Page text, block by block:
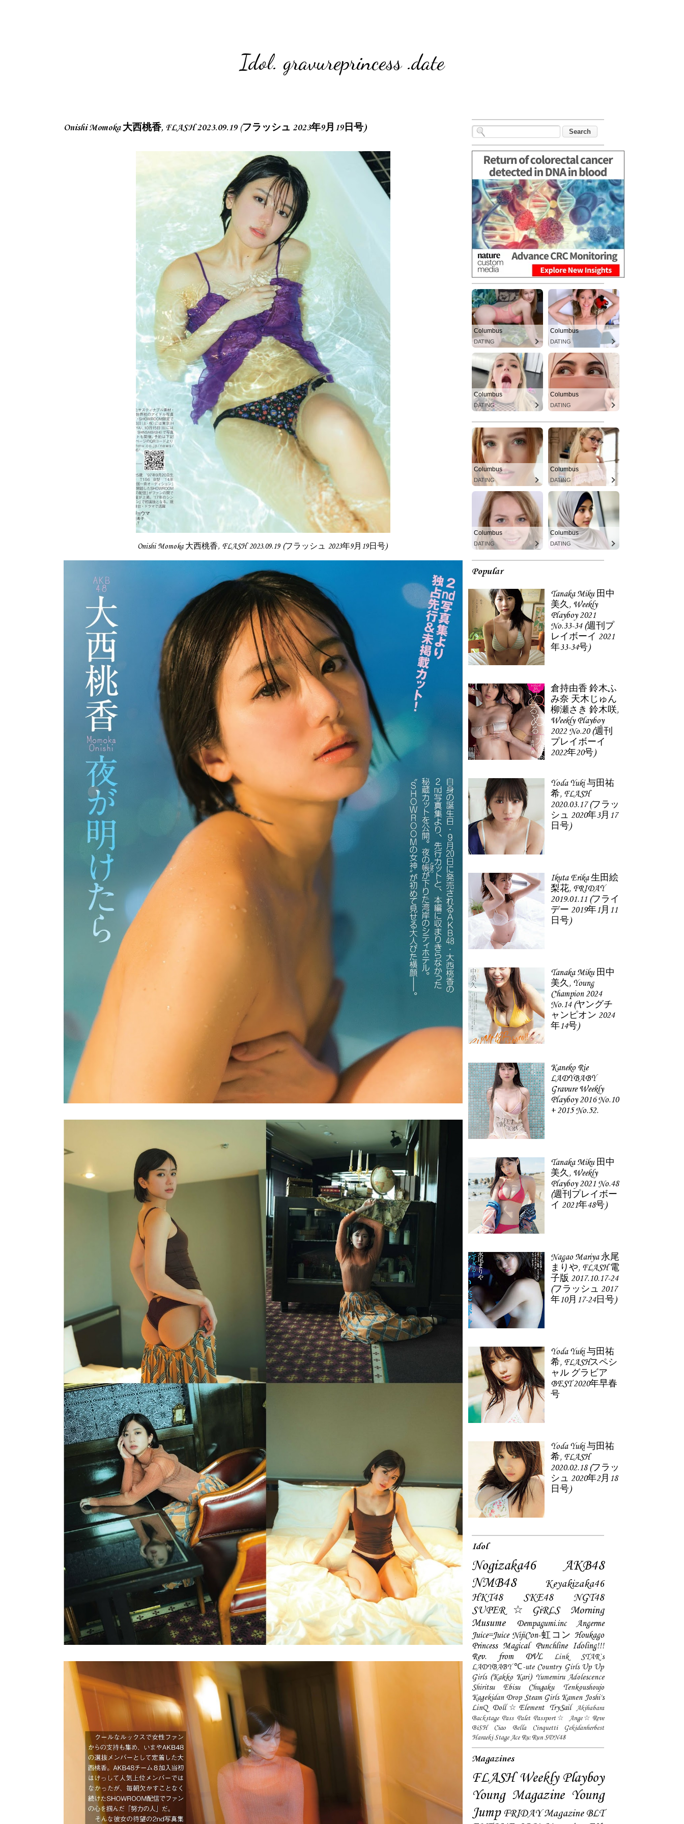
Idol. gravureprincess .date
Onishi Momoka 大西桃香, FLASH 2023.09.19 (フラッシュ 2023年9月19日号)
Onishi Momoka 大西桃香, FLASH 2023.09.19 (フラッシュ 2023年9月19日号)
Columbus
DATING
Columbus
DATING
Columbus
DATING
Columbus
DATING
Columbus
DATING
Columbus
DATING
Columbus
DATING
Columbus
DATING
Popular
Tanaka Miku 田中
美久, Weekly
Playboy 2021
No.33-34 (週刊プ
レイボーイ 2021
年33-34号)
倉持由香 鈴木ふ
み奈 天木じゅん
柳瀬さき 鈴木咲,
Weekly Playboy
2022 No.20 (週刊
プレイボーイ
2022年20号)
Yoda Yuki 与田祐
希, FLASH
2020.03.17 (フラッ
シュ 2020年3月17
日号)
Ikuta Erika 生田絵
梨花, FRIDAY
2019.01.11 (フライ
デー 2019年1月11
日号)
Tanaka Miku 田中
美久, Young
Champion 2024
No.14 (ヤングチ
ャンピオン 2024
年14号)
Kaneko Rie
LADYBABY
Gravure Weekly
Playboy 2016 No.10
+ 2015 No.52.
Tanaka Miku 田中
美久, Weekly
Playboy 2021 No.48
(週刊プレイボー
イ 2021年48号)
Nagao Mariya 永尾
まりや, FLASH 電
子版 2017.10.17-24
(フラッシュ 2017
年10月17-24日号)
Yoda Yuki 与田祐
希, FLASHスペシ
ャル グラビア
BEST 2020年早春
号
Yoda Yuki 与田祐
希, FLASH
2020.02.18 (フラッ
シュ 2020年2月18
日号)
Idol
Nogizaka46
AKB48
NMB48
Keyakizaka46
HKT48
SKE48
NGT48
SUPER☆GiRLS
Morning
Musume
Dempagumi.inc
Angerme
Juice=Juice NijiCon-虹コン Houkago
Princess Magical Punchline Idoling!!!
Rev. from DVL
Link STAR`s
LADYBABY ℃-ute Country Girls Up Up
Girls (Kakko Kari) Yumemiru Adolescence
Shiritsu Ebisu Chugaku
Tenkoushoujo
Kagekidan Drop Steam Girls Kamen Joshi's
LinQ Doll☆Element TrySail
Akihabara
Backstage Pass Palet Passport☆
Ange☆Reve
BiSH
Ciao Bella Cinquetti
Gekidanherbest
Haraeki Stage Ace Ru:Run SDN48
Magazines
FLASH Weekly Playboy
Young Magazine Young
Jump FRIDAY Magazine BLT